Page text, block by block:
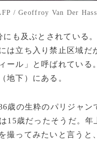
/ Geoffroy Van Der
も及ぶとされている
は立ち入り禁止区域だ
ール」と呼ばれている
地下）にある。
の生粋のパリジャン
15歳だったそうだ。年
撮ってみたいと言うと